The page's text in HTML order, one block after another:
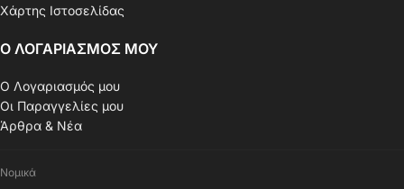
Χάρτης Ιστοσελίδας
Ο ΛΟΓΑΡΙΑΣΜΟΣ ΜΟΥ
Ο Λογαριασμός μου
Οι Παραγγελίες μου
Άρθρα & Νέα
Νομικά